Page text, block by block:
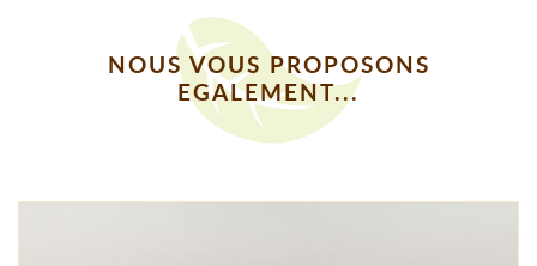
NOUS VOUS PROPOSONS
EGALEMENT...